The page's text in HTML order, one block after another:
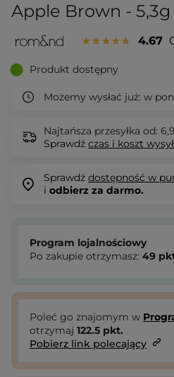
Apple Brown - 5,3g
4.67
Produkt dostępny
Możemy wysłać już: w
Najtańsza przesyłka od:
Sprawdź czas i koszt
Sprawdź dostępność w
i odbierz za darmo.
Program lojalnościowy
Po zakupie otrzymasz: 49
Poleć go znajomym w
otrzymaj 122.5 pkt.
Pobierz link polecający